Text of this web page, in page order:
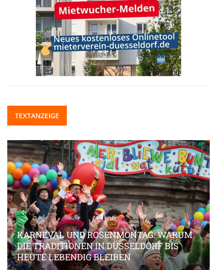
TEXTANZEIGE
KARNEVAL UND ROSENMONTAG: WARUM
DIE TRADITIONEN IN DÜSSELDORF BIS
HEUTE LEBENDIG BLEIBEN